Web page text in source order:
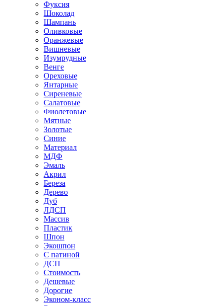
Фуксия
Шоколад
Шампань
Оливковые
Оранжевые
Вишневые
Изумрудные
Венге
Ореховые
Янтарные
Сиреневые
Салатовые
Фиолетовые
Мятные
Золотые
Синие
Материал
МДФ
Эмаль
Акрил
Береза
Дерево
Дуб
ЛДСП
Массив
Пластик
Шпон
Экошпон
С патиной
ДСП
Стоимость
Дешевые
Дорогие
Эконом-класс